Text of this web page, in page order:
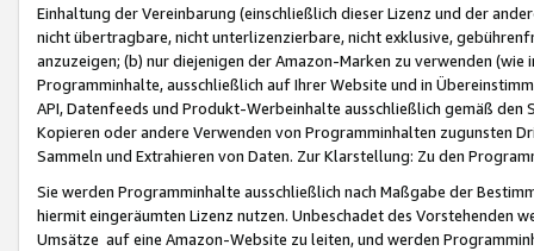
Einhaltung der Vereinbarung (einschließlich dieser Lizenz und der
nicht übertragbare, nicht unterlizenzierbare, nicht exklusive,
anzuzeigen; (b) nur diejenigen der Amazon-Marken zu verwenden
Programminhalte, ausschließlich auf Ihrer Website und in
API, Datenfeeds und Produkt-Werbeinhalte ausschließlich gemäß
Kopieren oder andere Verwenden von Programminhalten zugunsten
Sammeln und Extrahieren von Daten. Zur Klarstellung: Zu den
Sie werden Programminhalte ausschließlich nach Maßgabe der
hiermit eingeräumten Lizenz nutzen. Unbeschadet des Vorstehenden
Umsätze auf eine Amazon-Website zu leiten, und werden